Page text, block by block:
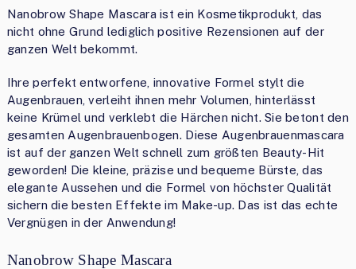
Nanobrow Shape Mascara ist ein Kosmetikprodukt, das
nicht ohne Grund lediglich positive Rezensionen auf der
ganzen Welt bekommt.
Ihre perfekt entworfene, innovative Formel stylt die
Augenbrauen, verleiht ihnen mehr Volumen, hinterlässt
keine Krümel und verklebt die Härchen nicht. Sie betont den
gesamten Augenbrauenbogen. Diese Augenbrauenmascara
ist auf der ganzen Welt schnell zum größten Beauty-Hit
geworden! Die kleine, präzise und bequeme Bürste, das
elegante Aussehen und die Formel von höchster Qualität
sichern die besten Effekte im Make-up. Das ist das echte
Vergnügen in der Anwendung!
Nanobrow Shape Mascara